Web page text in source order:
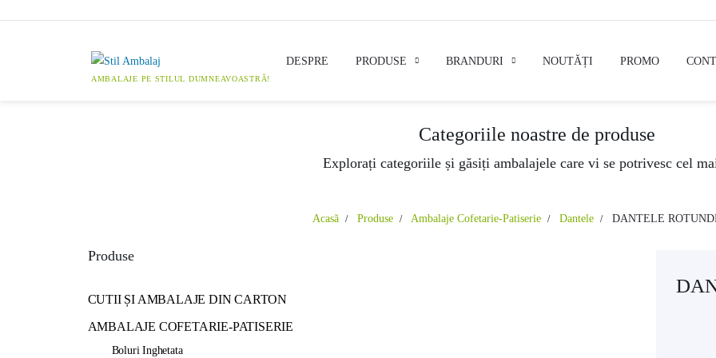
DESPRE
PRODUSE BRANDURI NOUTĂȚI PROMO
Produse
CUTII ȘI AMBALAJE DIN CARTON
AMBALAJE COFETARIE-PATISERIE
Boluri Inghetata
Categoriile noastre de produse
Explorați categoriile și găsiți ambalajele care vi se potrivesc cel
Acasă Produse Ambalaje Cofetarie-Patiserie Dantele DANTELE